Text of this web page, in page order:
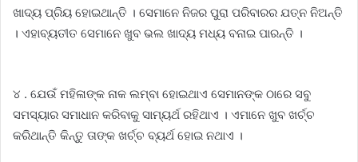
ଖାଦ୍ୟ ପ୍ରିୟ ହୋଇଥାନ୍ତି । ସେମାନେ ନିଜର ପୁରା ପରିବାରର ଯତ୍ନ ନିଅନ୍ତି
। ଏହାବ୍ୟତୀତ ସେମାନେ ଖୁବ ଭଲ ଖାଦ୍ୟ ମଧ୍ୟ ବନାଇ ପାରନ୍ତି ।
୪ . ଯେଉଁ ମହିଳାଙ୍କ ନାକ ଲମ୍ବା ହୋଇଥାଏ ସେମାନଙ୍କ ଠାରେ ସବୁ
ସମସ୍ୟାର ସମାଧାନ କରିବାକୁ ସାମ୍ୟର୍ଥ ରହିଥାଏ । ଏମାନେ ଖୁବ ଖର୍ଚ୍ଚ
କରିଥାନ୍ତି କିନ୍ତୁ ତାଙ୍କ ଖର୍ଚ୍ଚ ବ୍ୟର୍ଥ ହୋଇ ନଥାଏ ।